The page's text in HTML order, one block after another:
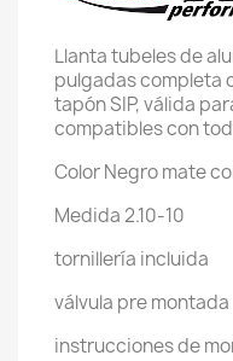
Llanta tubeles de
pulgadas completa
tapón SIP, válida
compatibles con
Color Negro mate
Medida 2.10-10
tornillería incluida
válvula pre montada
instrucciones de